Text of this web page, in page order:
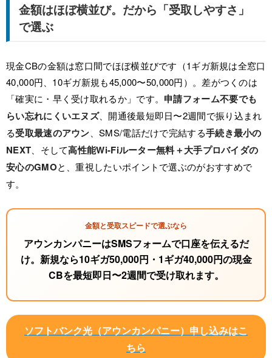
金額はほぼ横並び。だから「受取しやすさ」
で選ぶ
現金CBの金額は窓口間でほぼ横並びです（1ギガ新規は全窓口
40,000円、10ギガ新規も45,000〜50,000円）。差がつくのは
「確実に・早く受け取れるか」です。 申請フォーム不要でも
らい忘れにくいエヌズ、開通後最短即日〜2週間で振り込まれ
る受取最速のアウン、SMS/電話だけで完結する手続き最小の
NEXT、そして高性能Wi-Fiルーター無料＋大手プロバイダの
安心のGMOと、重視したいポイントで選ぶのがおすすめで
す。
金額と受取スピードで選ぶなら
アウンカンパニーはSMSフォームで口座を伝えるだ
け。 新規なら10ギガ50,000円・1ギガ40,000円の現金
CBを最短即日〜2週間で受け取れます。
ソフトバンク光（アウンカンパニー）申し込みはこ
ちら